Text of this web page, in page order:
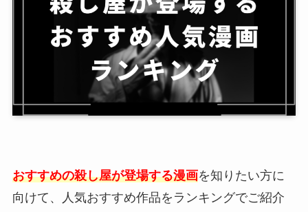
おすすめの殺し屋が登場する漫画を知りたい方に
向けて、人気おすすめ作品をランキングでご紹介